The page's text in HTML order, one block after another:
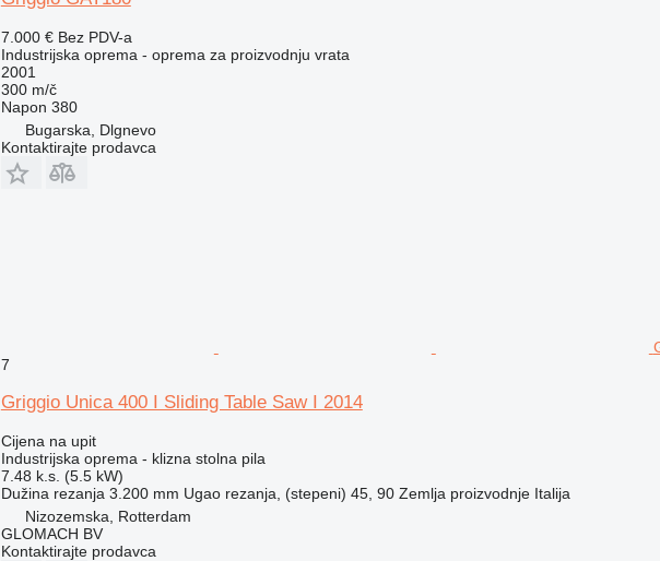
7.000 € Bez PDV-a
Industrijska oprema - oprema za proizvodnju vrata
2001
300 m/č
Napon 380
Bugarska, Dlgnevo
Kontaktirajte prodavca
7
Griggio Unica 400 I Sliding Table Saw I 2014
Cijena na upit
Industrijska oprema - klizna stolna pila
7.48 k.s. (5.5 kW)
Dužina rezanja 3.200 mm Ugao rezanja, (stepeni) 45, 90 Zemlja proizvodnje Italija
Nizozemska, Rotterdam
GLOMACH BV
Kontaktirajte prodavca